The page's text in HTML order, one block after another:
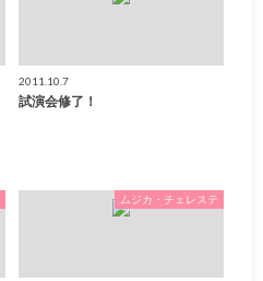
2011.10.7
試演会修了！
ムジカ・チェレステ